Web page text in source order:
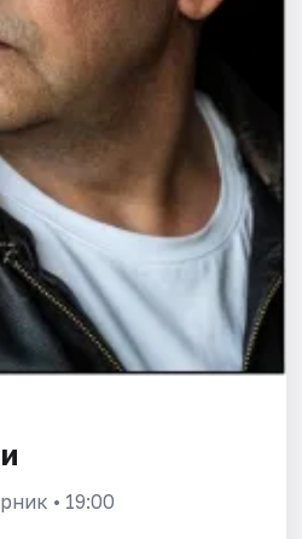
• 19:00